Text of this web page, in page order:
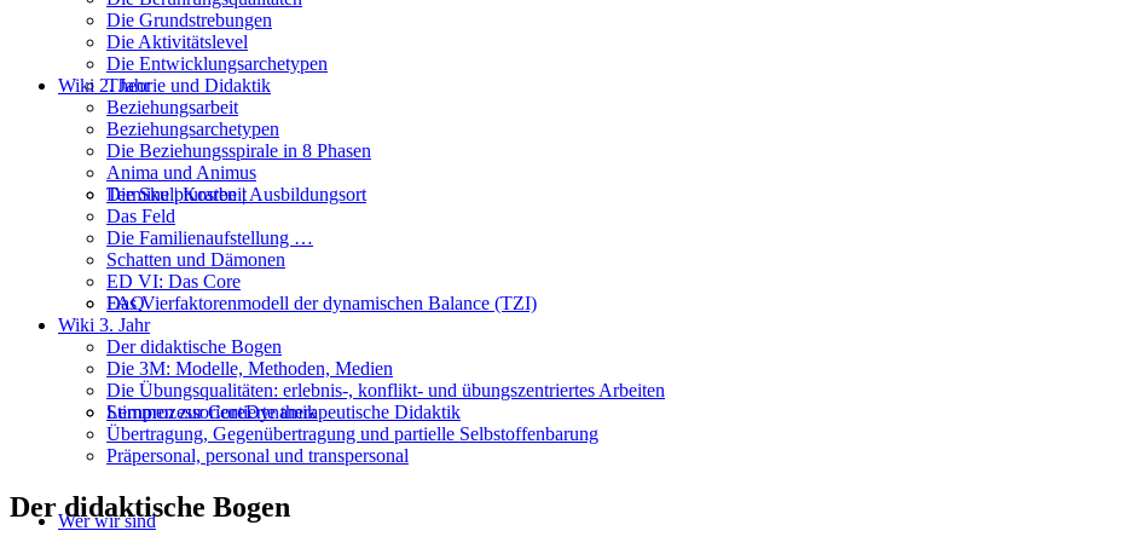
Theorie und Didaktik
Termine | Kosten | Ausbildungsort
FAQ
Stimmen zur CoreDynamik
Wer wir sind
Die Grundstrebungen
Die Aktivitätslevel
Die Entwicklungsarchetypen
Wiki 2. Jahr
Beziehungsarbeit
Beziehungsarchetypen
Die Beziehungsspirale in 8 Phasen
Anima und Animus
Die Skulpturarbeit
Das Feld
Die Familienaufstellung …
Schatten und Dämonen
ED VI: Das Core
Das Vierfaktorenmodell der dynamischen Balance (TZI)
Wiki 3. Jahr
Der didaktische Bogen
Die 3M: Modelle, Methoden, Medien
Die Übungsqualitäten: erlebnis-, konflikt- und übungszentriertes Arbeiten
Lernprozessorientierte therapeutische Didaktik
Übertragung, Gegenübertragung und partielle Selbstoffenbarung
Präpersonal, personal und transpersonal
Der didaktische Bogen